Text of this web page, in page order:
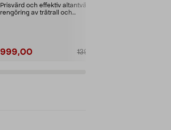
Prisvärd och effektiv altantvätt för
rengöring av trätrall och
999,00 1399,00